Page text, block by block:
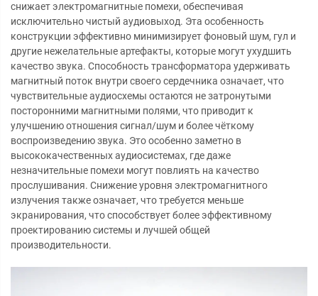
снижает электромагнитные помехи, обеспечивая
исключительно чистый аудиовыход. Эта особенность
конструкции эффективно минимизирует фоновый шум, гул и
другие нежелательные артефакты, которые могут ухудшить
качество звука. Способность трансформатора удерживать
магнитный поток внутри своего сердечника означает, что
чувствительные аудиосхемы остаются не затронутыми
посторонними магнитными полями, что приводит к
улучшению отношения сигнал/шум и более чёткому
воспроизведению звука. Это особенно заметно в
высококачественных аудиосистемах, где даже
незначительные помехи могут повлиять на качество
прослушивания. Снижение уровня электромагнитного
излучения также означает, что требуется меньше
экранирования, что способствует более эффективному
проектированию системы и лучшей общей
производительности.